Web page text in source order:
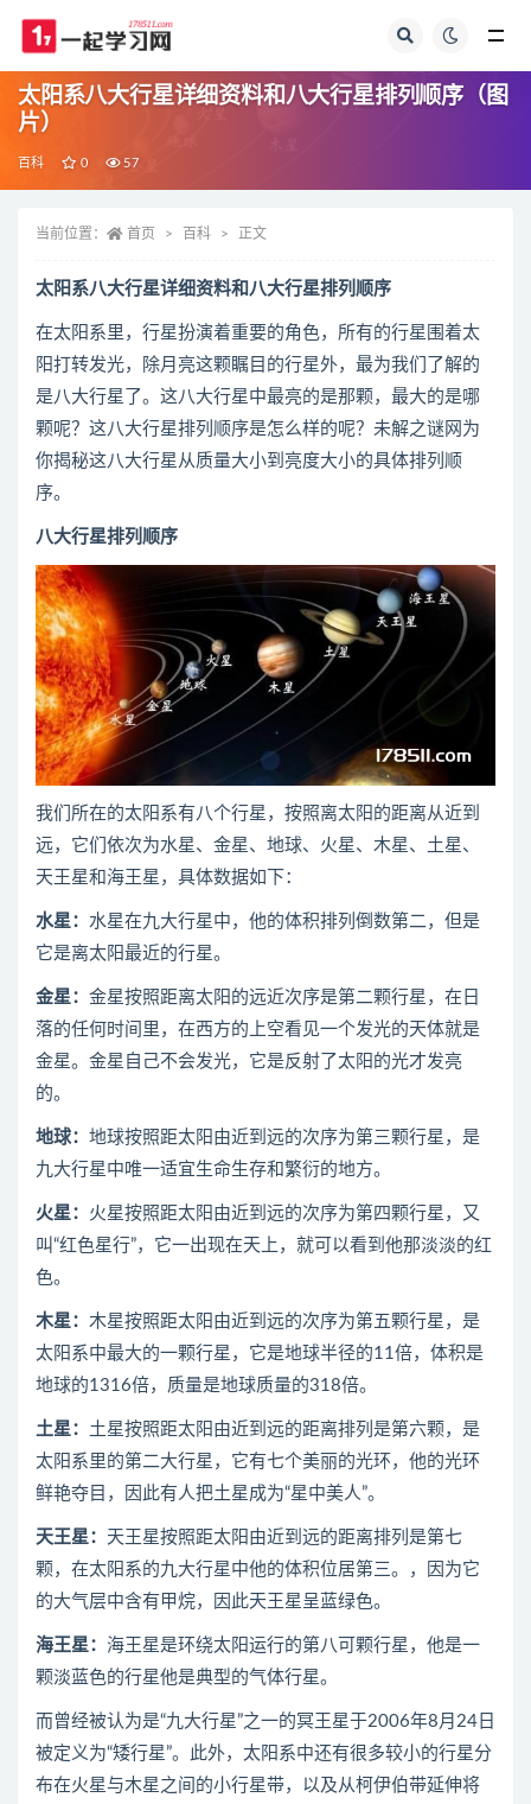
太阳系八大行星详细资料和八大行星排列顺序（图
片）
百科 0 57
当前位置： 首页 百科 正文
太阳系八大行星详细资料和八大行星排列顺序
在太阳系里，行星扮演着重要的角色，所有的行星围着太
阳打转发光，除月亮这颗瞩目的行星外，最为我们了解的
是八大行星了。这八大行星中最亮的是那颗，最大的是哪
颗呢？这八大行星排列顺序是怎么样的呢？未解之谜网为
你揭秘这八大行星从质量大小到亮度大小的具体排列顺
序。
八大行星排列顺序
我们所在的太阳系有八个行星，按照离太阳的距离从近到
远，它们依次为水星、金星、地球、火星、木星、土星、
天王星和海王星，具体数据如下：
水星： 水星在九大行星中，他的体积排列倒数第二，但是
它是离太阳最近的行星。
金星： 金星按照距离太阳的远近次序是第二颗行星，在日
落的任何时间里，在西方的上空看见一个发光的天体就是
金星。金星自己不会发光，它是反射了太阳的光才发亮
的。
地球： 地球按照距太阳由近到远的次序为第三颗行星，是
九大行星中唯一适宜生命生存和繁衍的地方。
火星： 火星按照距太阳由近到远的次序为第四颗行星，又
叫“红色星行”，它一出现在天上，就可以看到他那淡淡的红
色。
木星： 木星按照距太阳由近到远的次序为第五颗行星，是
太阳系中最大的一颗行星，它是地球半径的11倍，体积是
地球的1316倍，质量是地球质量的318倍。
土星： 土星按照距太阳由近到远的距离排列是第六颗，是
太阳系里的第二大行星，它有七个美丽的光环，他的光环
鲜艳夺目，因此有人把土星成为“星中美人”。
天王星： 天王星按照距太阳由近到远的距离排列是第七
颗，在太阳系的九大行星中他的体积位居第三。，因为它
的大气层中含有甲烷，因此天王星呈蓝绿色。
海王星： 海王星是环绕太阳运行的第八可颗行星，他是一
颗淡蓝色的行星他是典型的气体行星。
而曾经被认为是“九大行星”之一的冥王星于2006年8月24日
被定义为“矮行星”。此外，太阳系中还有很多较小的行星分
布在火星与木星之间的小行星带，以及从柯伊伯带延伸将